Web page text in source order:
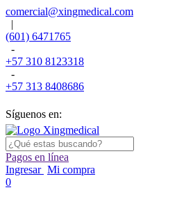
comercial@xingmedical.com
|
(601) 6471765
-
+57 310 8123318
-
+57 313 8408686
Síguenos en:
Pagos en línea
Ingresar Mi compra
0